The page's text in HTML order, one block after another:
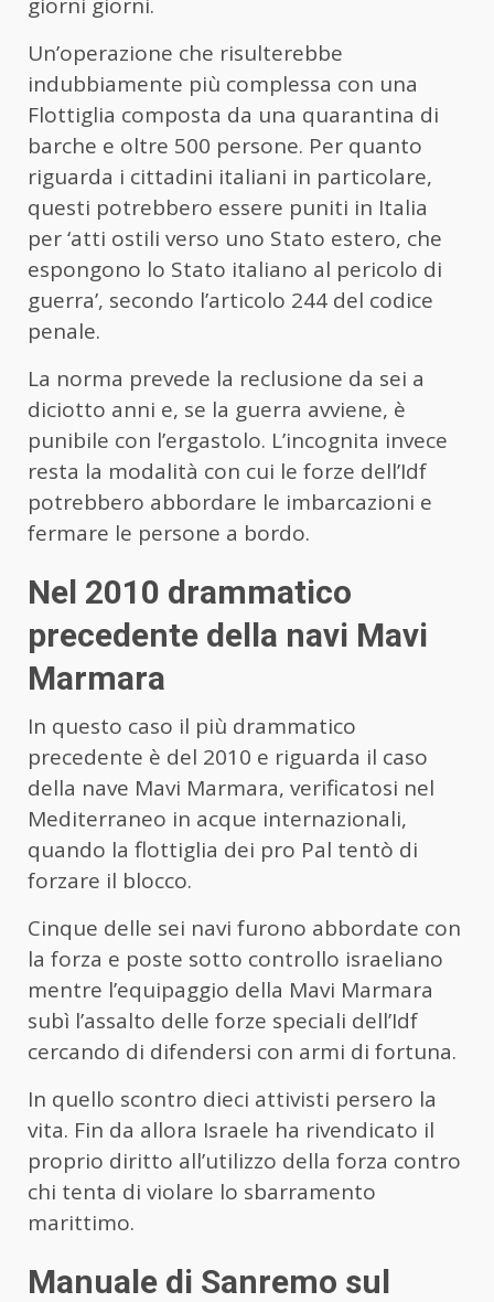
Un’operazione che risulterebbe
indubbiamente più complessa con una
Flottiglia composta da una quarantina di
barche e oltre 500 persone. Per quanto
riguarda i cittadini italiani in particolare,
questi potrebbero essere puniti in Italia
per ‘atti ostili verso uno Stato estero, che
espongono lo Stato italiano al pericolo di
guerra’, secondo l’articolo 244 del codice
penale.
La norma prevede la reclusione da sei a
diciotto anni e, se la guerra avviene, è
punibile con l’ergastolo. L’incognita invece
resta la modalità con cui le forze dell’Idf
potrebbero abbordare le imbarcazioni e
fermare le persone a bordo.
Nel 2010 drammatico
precedente della navi Mavi
Marmara
In questo caso il più drammatico
precedente è del 2010 e riguarda il caso
della nave Mavi Marmara, verificatosi nel
Mediterraneo in acque internazionali,
quando la flottiglia dei pro Pal tentò di
forzare il blocco.
Cinque delle sei navi furono abbordate con
la forza e poste sotto controllo israeliano
mentre l’equipaggio della Mavi Marmara
subì l’assalto delle forze speciali dell’Idf
cercando di difendersi con armi di fortuna.
In quello scontro dieci attivisti persero la
vita. Fin da allora Israele ha rivendicato il
proprio diritto all’utilizzo della forza contro
chi tenta di violare lo sbarramento
marittimo.
Manuale di Sanremo sul